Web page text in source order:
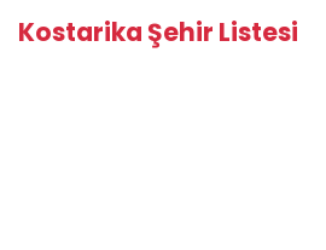
Kostarika Şehir Listesi